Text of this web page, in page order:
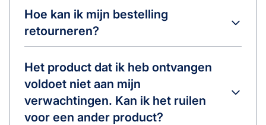
Hoe kan ik mijn bestelling
retourneren?
Het product dat ik heb ontvangen
voldoet niet aan mijn
verwachtingen. Kan ik het ruilen
voor een ander product?